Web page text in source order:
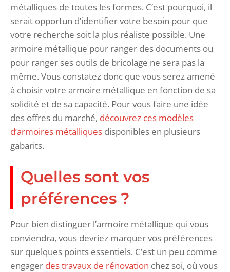
métalliques de toutes les formes. C’est pourquoi, il
serait opportun d’identifier votre besoin pour que
votre recherche soit la plus réaliste possible. Une
armoire métallique pour ranger des documents ou
pour ranger ses outils de bricolage ne sera pas la
même. Vous constatez donc que vous serez amené
à choisir votre armoire métallique en fonction de sa
solidité et de sa capacité. Pour vous faire une idée
des offres du marché, découvrez ces modèles
d’armoires métalliques disponibles en plusieurs
gabarits.
Quelles sont vos
préférences ?
Pour bien distinguer l’armoire métallique qui vous
conviendra, vous devriez marquer vos préférences
sur quelques points essentiels. C’est un peu comme
engager des travaux de rénovation chez soi, où vous